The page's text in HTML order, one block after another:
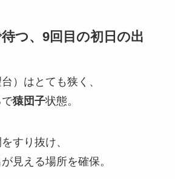
つ、9回目の初日の出
）はとても狭く、
猿団子状態。
すり抜け、
見える場所を確保。